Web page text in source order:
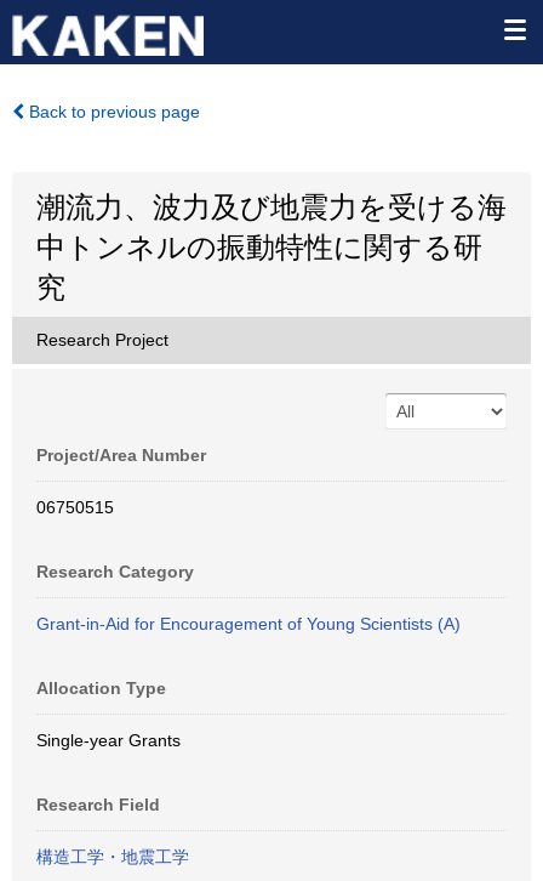
Back to previous page
潮流力、波力及び地震力を受ける海
中トンネルの振動特性に関する研
究
Research Project
Project/Area Number
06750515
Research Category
Grant-in-Aid for Encouragement of Young Scientists (A)
Allocation Type
Single-year Grants
Research Field
構造工学・地震工学